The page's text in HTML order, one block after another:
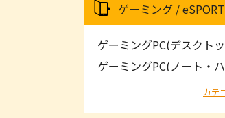
ゲーミング /
ゲーミングPC(デスクト
ゲーミングPC(ノート・
カテ